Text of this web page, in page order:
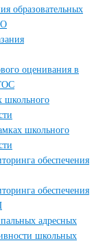
образовательных
оценивания в
школьного
школьного
обеспечения
обеспечения
адресных
школьных